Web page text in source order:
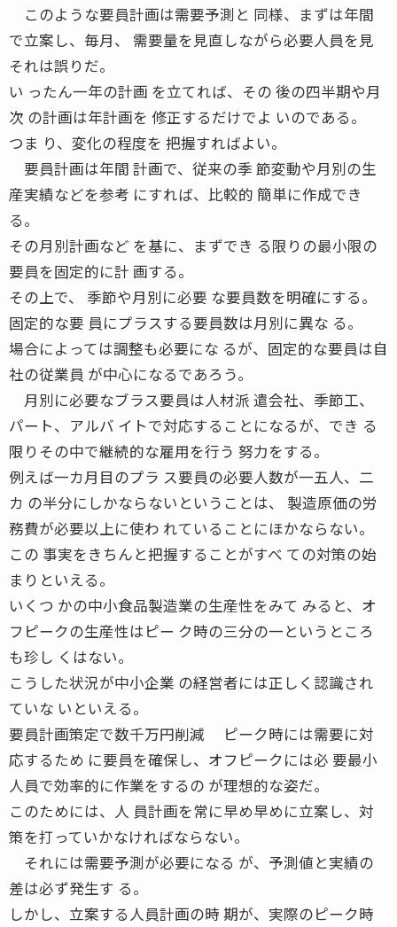
このような要員計画は需要予測と 同様、まずは年間
で立案し、毎月、 需要量を見直しながら必要人員を見
それは誤りだ。
い ったん一年の計画 を立てれば、その 後の四半期や月
次 の計画は年計画を 修正するだけでよ いのである。
つま り、変化の程度を 把握すればよい。
要員計画は年間 計画で、従来の季 節変動や月別の生
産実績などを参考 にすれば、比較的 簡単に作成でき
る。
その月別計画など を基に、まずでき る限りの最小限の
要員を固定的に計 画する。
その上で、 季節や月別に必要 な要員数を明確にする。
固定的な要 員にプラスする要員数は月別に異な る。
場合によっては調整も必要にな るが、固定的な要員は自
社の従業員 が中心になるであろう。
月別に必要なブラス要員は人材派 遣会社、季節工、
パート、アルバ イトで対応することになるが、でき る
限りその中で継続的な雇用を行う 努力をする。
例えば一カ月目のプラ ス要員の必要人数が一五人、二
カ の半分にしかならないということは、 製造原価の労
務費が必要以上に使わ れていることにほかならない。
この 事実をきちんと把握することがすべ ての対策の始
まりといえる。
いくつ かの中小食品製造業の生産性をみて みると、オ
フピークの生産性はピー ク時の三分の一というところ
も珍し くはない。
こうした状況が中小企業 の経営者には正しく認識され
ていな いといえる。
要員計画策定で数千万円削減 ピーク時には需要に対
応するため に要員を確保し、オフピークには必 要最小
人員で効率的に作業をするの が理想的な姿だ。
このためには、人 員計画を常に早め早めに立案し、対
策を打っていかなければならない。
それには需要予測が必要になる が、予測値と実績の
差は必ず発生す る。
しかし、立案する人員計画の時 期が、実際のピーク時